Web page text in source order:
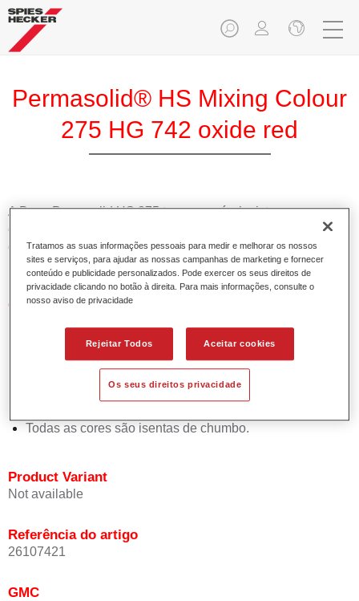
Permasolid® HS Mixing Colour
275 HG 742 oxide red
A Base Pemasolid HS 275 torna possível misturar as cores
com o Permasolid HS Esmalte 275 de alta qualidade para
criar todas as cores lisas para a repintura de veículos de
passageiros.
Características do produto
de 1.5 demãos.
Promove tempos de secagem curtos.
Proporciona elevada opacidade.
Oferece uma excelente resistência do acabamento.
Todas as cores são isentas de chumbo.
Product Variant
Not available
Referência do artigo
26107421
GMC
Tratamos as suas informações pessoais para medir e melhorar os nossos
sites e serviços, para ajudar as nossas campanhas de marketing e fornecer
conteúdo e publicidade personalizados. Pode exercer os seus direitos de
privacidade clicando no botão à direita. Para mais informações, consulte o
nosso aviso de privacidade
Rejeitar Todos Aceitar cookies
Os seus direitos privacidade